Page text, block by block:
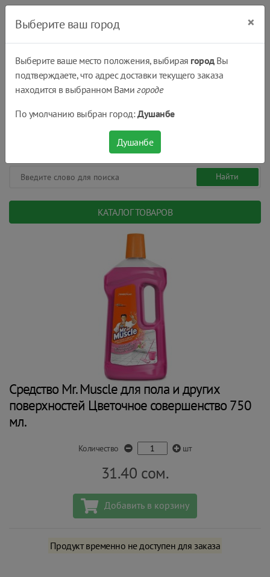
КАТАЛОГ ТОВАРОВ
Средство Mr. Muscle для пола и других
поверхностей Цветочное совершенство 750
мл.
Количество шт
31.40 сом.
Добавить в корзину
Продукт временно не доступен для заказа
Выберите ваш город ×
Выберите ваше место положения, выбирая городВы
подтверждаете, что адрес доставки текущего заказа
находится в выбранном Вамигороде
По умолчанию выбран город:Душанбе
Душанбе